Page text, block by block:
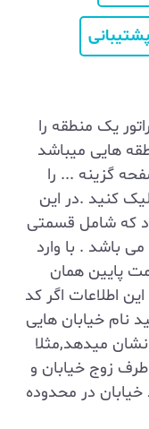
پشتیبانی
یک منطقه را
هایی میباشد
گزینه ... را
کنید .در این
که شامل قسمتی
باشد . با وارد
پایین همان
اطلاعات اگر کد
نام خیابان هایی
میدهد,مثلا
, از بهشت 6 تا 30 در طرف زوج خیابان و
در طرف فرد خیابان در محدوده